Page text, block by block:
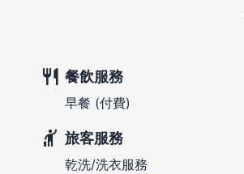
餐飲服務
早餐 (付費)
旅客服務
乾洗/洗衣服務